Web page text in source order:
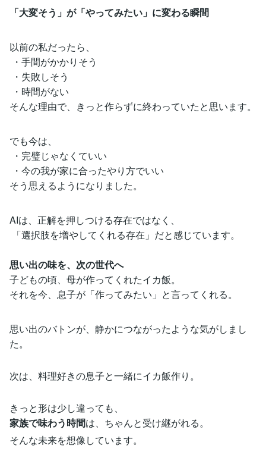
「大変そう」が「やってみたい」に変わる瞬間
以前の私だったら、
・手間がかかりそう
・失敗しそう
・時間がない
そんな理由で、きっと作らずに終わっていたと思います。
でも今は、
・完璧じゃなくていい
・今の我が家に合ったやり方でいい
そう思えるようになりました。
AIは、正解を押しつける存在ではなく、
「選択肢を増やしてくれる存在」だと感じています。
思い出の味を、次の世代へ
子どもの頃、母が作ってくれたイカ飯。
それを今、息子が「作ってみたい」と言ってくれる。
思い出のバトンが、静かにつながったような気がしまし
た。
次は、料理好きの息子と一緒にイカ飯作り。
きっと形は少し違っても、
家族で味わう時間は、ちゃんと受け継がれる。
そんな未来を想像しています。